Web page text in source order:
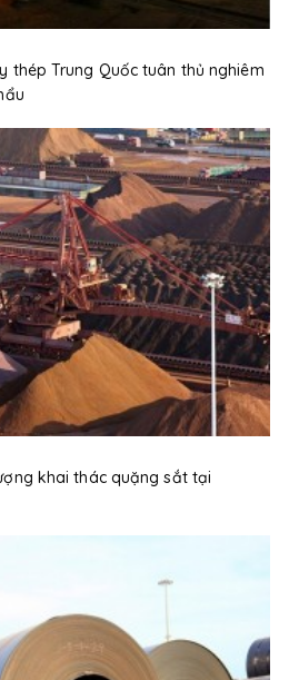
thép Trung Quốc tuân thủ nghiêm
khai thác quặng sắt tại